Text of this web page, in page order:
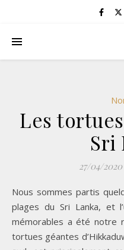
Les
Sri
27/04/2020
Nous sommes partis quelques jours à la découverte des
plages du Sri Lanka, et
mémorables a été notre
tortues géantes